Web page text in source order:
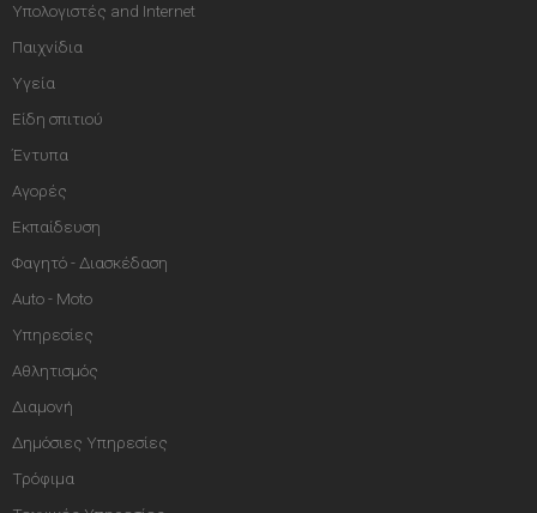
Υπολογιστές and Internet
Παιχνίδια
Υγεία
Είδη σπιτιού
Έντυπα
Αγορές
Εκπαίδευση
Φαγητό - Διασκέδαση
Auto - Moto
Υπηρεσίες
Αθλητισμός
Διαμονή
Δημόσιες Υπηρεσίες
Τρόφιμα